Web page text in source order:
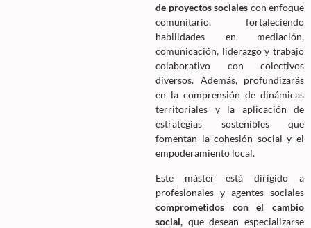
de proyectos sociales con enfoque
comunitario, fortaleciendo
habilidades en mediación,
comunicación, liderazgo y trabajo
colaborativo con colectivos
diversos. Además, profundizarás
en la comprensión de dinámicas
territoriales y la aplicación de
estrategias sostenibles que
fomentan la cohesión social y el
empoderamiento local.
Este máster está dirigido a
profesionales y agentes sociales
comprometidos con el cambio
social, que desean especializarse